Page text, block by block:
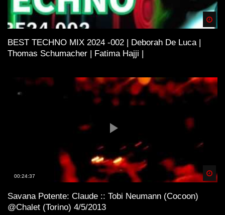
BEST TECHNO MIX 2024 -002 | Deborah De Luca |
Thomas Schumacher | Fatima Hajji |
00:24:37
Savana Potente: Claude :: Tobi Neumann (Cocoon)
@Chalet (Torino) 4/5/2013